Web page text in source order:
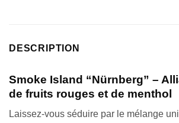
DESCRIPTION
Smoke Island “Nürnberg” –
de fruits rouges et de menthol
Laissez-vous séduire par le mélange